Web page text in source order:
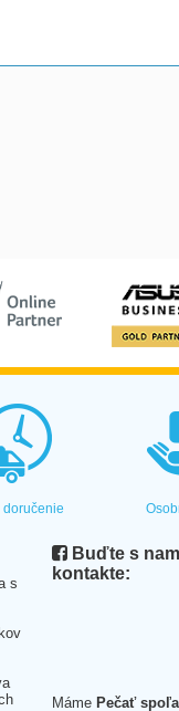
doručenie
s
Buďte s
kontakte:
Máme Pečať